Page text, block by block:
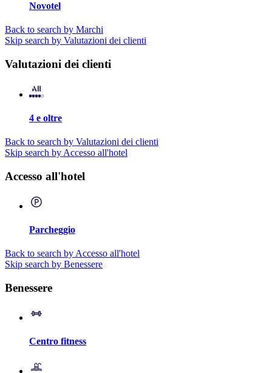
Novotel
Back to search by Marchi
Skip search by Valutazioni dei clienti
Valutazioni dei clienti
4 e oltre
Back to search by Valutazioni dei clienti
Skip search by Accesso all'hotel
Accesso all'hotel
Parcheggio
Back to search by Accesso all'hotel
Skip search by Benessere
Benessere
Centro fitness